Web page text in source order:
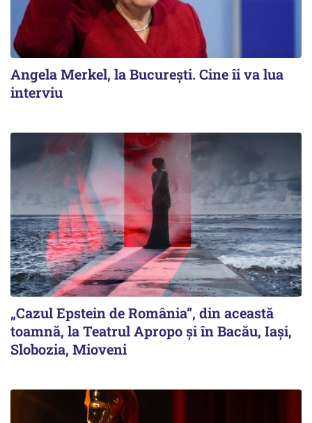
Angela Merkel, la București. Cine îi va lua
interviu
„Cazul Epstein de România”, din această
toamnă, la Teatrul Apropo și în Bacău, Iași,
Slobozia, Mioveni